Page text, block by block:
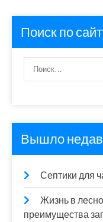
Поиск по
Вышло
Септики для
Жизнь в
преимущества